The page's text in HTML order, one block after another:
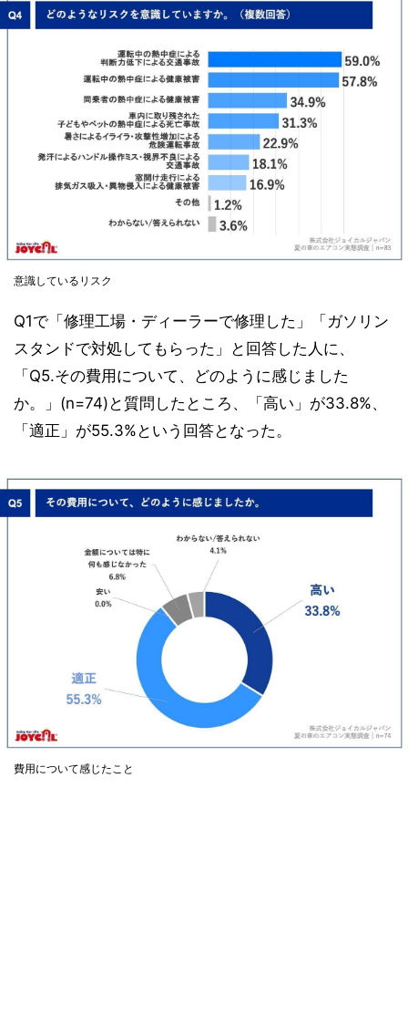
意識しているリスク
Q1で「修理工場・ディーラーで修理した」「ガソリン
スタンドで対処してもらった」と回答した人に、
「Q5.その費用について、どのように感じました
か。」(n=74)と質問したところ、「高い」が33.8%、
「適正」が55.3%という回答となった。
費用について感じたこと